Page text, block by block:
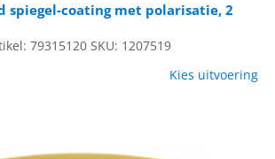
spiegel-coating met polarisatie, 2
79315120 SKU: 1207519
Kies uitvoering